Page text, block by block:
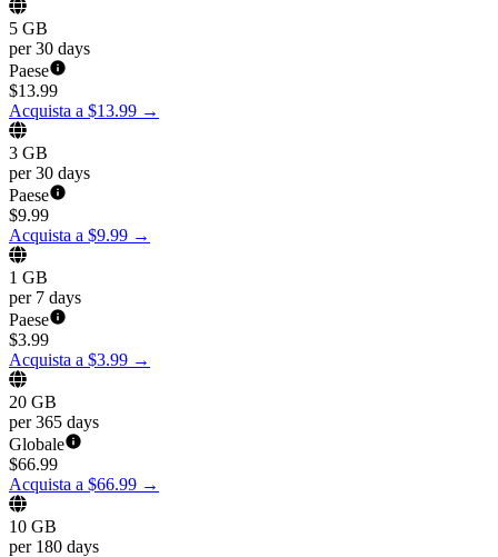
5 GB
per 30 days
Paese
$13.99
Acquista a $13.99 →
3 GB
per 30 days
Paese
$9.99
Acquista a $9.99 →
1 GB
per 7 days
Paese
$3.99
Acquista a $3.99 →
20 GB
per 365 days
Globale
$66.99
Acquista a $66.99 →
10 GB
per 180 days